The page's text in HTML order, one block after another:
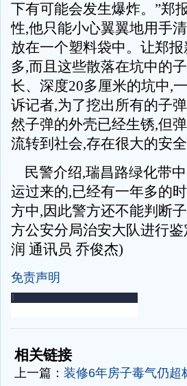
下有可能会发生爆炸。”郑
性,他只能小心翼翼地用手
放在一个塑料袋中。让郑
多,而且这些散落在坑中的
长、深度20多厘米的坑中,
诉记者,为了挖出所有的子
然子弹的外壳已经生锈,但
流转到社会,存在很大的安全
民警介绍,瑞昌路绿化带
运过来的,已经有一年多的
方中,因此警方还不能判断
方公安分局治安大队进行
润 通讯员 乔俊杰)
免责声明
-
相关链接
上一篇： 装修6年房子毒气仍超